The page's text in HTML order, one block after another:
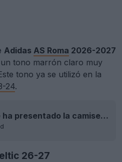
Adidas AS Roma 2026-2027
tono marrón claro muy
tono ya se utilizó en la
24.
Se ha presentado la camiseta visitante del AS Roma 26-27
26-27